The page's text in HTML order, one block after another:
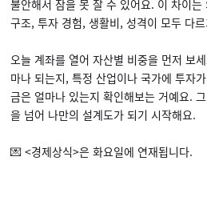
불안해서 잠을 못 잘 수 있어요. 이 차이
구조, 투자 경험, 생활비, 성격이 모두 다
오늘 계좌를 열어 자산별 비중을 먼저 보
마나 되는지, 특정 산업이나 국가에 투자
금은 얼마나 있는지 확인해보는 거예요.
을 넘어 나만의 설계도가 되기 시작해요.
💌 <경제상식>은 화요일에 연재됩니다.